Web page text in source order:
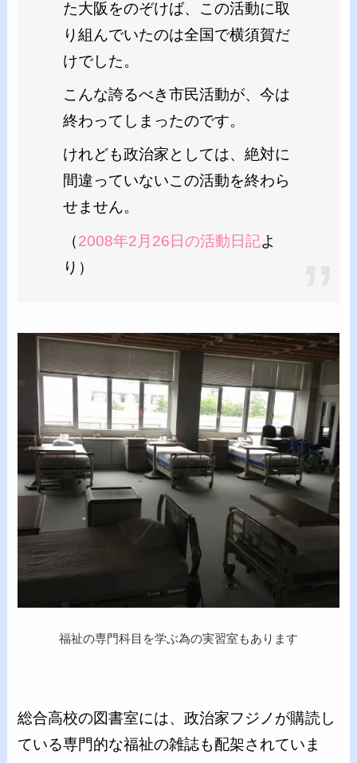
た大阪をのぞけば、この活動に取
り組んでいたのは全国で横須賀だ
けでした。
こんな誇るべき市民活動が、今は
終わってしまったのです。
けれども政治家としては、絶対に
間違っていないこの活動を終わら
せません。
（2008年2月26日の活動日記よ
り）
福祉の専門科目を学ぶ為の実習室もあります
総合高校の図書室には、政治家フジノが購読し
ている専門的な福祉の雑誌も配架されていま